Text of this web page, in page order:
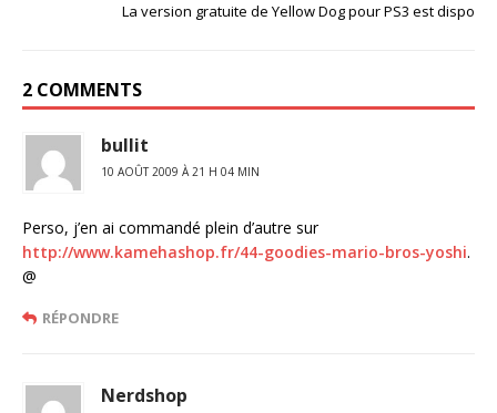
La version gratuite de Yellow Dog pour PS3 est dispo
2 COMMENTS
bullit
10 AOÛT 2009 À 21 H 04 MIN
Perso, j’en ai commandé plein d’autre sur
http://www.kamehashop.fr/44-goodies-mario-bros-yoshi.
@
RÉPONDRE
Nerdshop